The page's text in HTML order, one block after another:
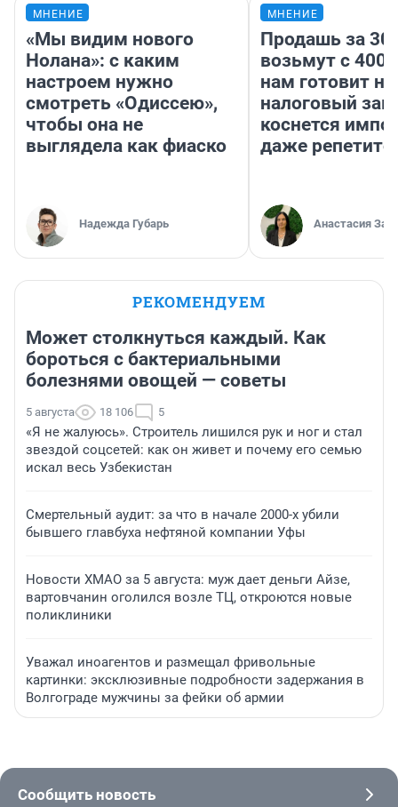
МНЕНИЕ
«Мы видим нового
Нолана»: с каким
настроем нужно
смотреть «Одиссею»,
чтобы она не
выглядела как фиаско
Надежда Губарь
МНЕНИЕ
Продашь за
возьмут с
нам готовит
налоговый
коснется
даже
Анастасия
РЕКОМЕНДУЕМ
Может столкнуться каждый. Как
бороться с бактериальными
болезнями овощей — советы
5 августа 18 106 5
«Я не жалуюсь». Строитель лишился рук и ног и стал
звездой соцсетей: как он живет и почему его семью
искал весь Узбекистан
Смертельный аудит: за что в начале 2000-х убили
бывшего главбуха нефтяной компании Уфы
Новости ХМАО за 5 августа: муж дает деньги Айзе,
вартовчанин оголился возле ТЦ, откроются новые
поликлиники
Уважал иноагентов и размещал фривольные
картинки: эксклюзивные подробности задержания в
Волгограде мужчины за фейки об армии
Сообщить новость